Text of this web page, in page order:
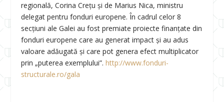
regională, Corina Crețu și de Marius Nica, ministru
delegat pentru fonduri europene. În cadrul celor 8
secțiuni ale Galei au fost premiate proiecte finanţate din
fonduri europene care au generat impact și au adus
valoare adăugată şi care pot genera efect multiplicator
prin „puterea exemplului”.http://www.fonduri-
structurale.ro/gala